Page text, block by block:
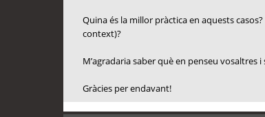
Quina és la millor pràctica en aquests
context)?
M’agradaria saber què en penseu vosaltres
Gràcies per endavant!